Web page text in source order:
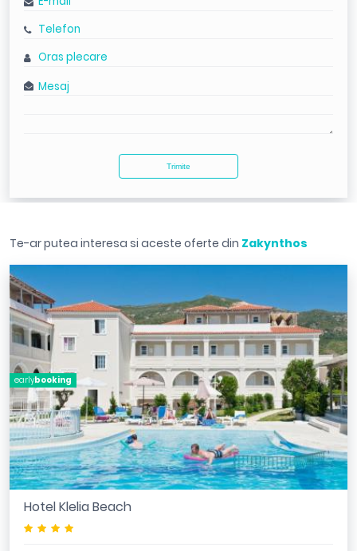
Te-ar putea interesa si aceste oferte din Zakynthos
Hotel Klelia Beach
earlybooking